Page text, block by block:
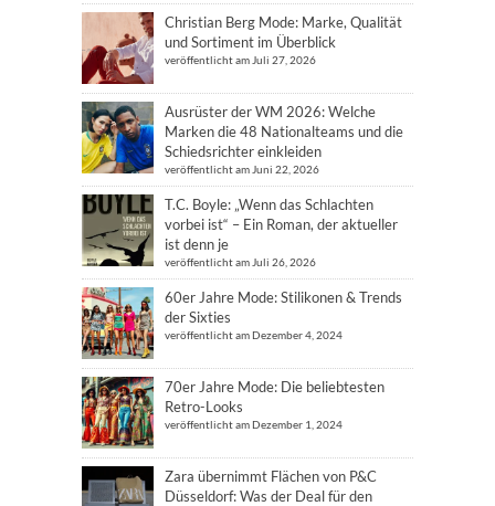
Christian Berg Mode: Marke, Qualität
und Sortiment im Überblick
veröffentlicht am Juli 27, 2026
Ausrüster der WM 2026: Welche
Marken die 48 Nationalteams und die
Schiedsrichter einkleiden
veröffentlicht am Juni 22, 2026
T.C. Boyle: „Wenn das Schlachten
vorbei ist“ – Ein Roman, der aktueller
ist denn je
veröffentlicht am Juli 26, 2026
60er Jahre Mode: Stilikonen & Trends
der Sixties
veröffentlicht am Dezember 4, 2024
70er Jahre Mode: Die beliebtesten
Retro-Looks
veröffentlicht am Dezember 1, 2024
Zara übernimmt Flächen von P&C
Düsseldorf: Was der Deal für den